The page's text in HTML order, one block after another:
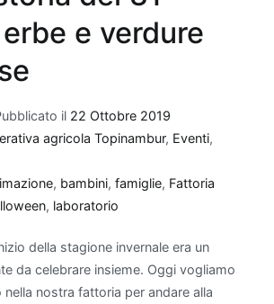
e verdure
il 22 Ottobre 2019
agricola Topinambur, Eventi,
, bambini, famiglie, Fattoria
, laboratorio
della stagione invernale era un
da celebrare insieme. Oggi vogliamo
nostra fattoria per andare alla